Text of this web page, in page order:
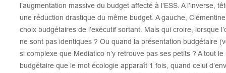
l’augmentation massive du budget affecté à l’ESS. A l’inverse,
une réduction drastique du même budget. A gauche,
choix budgétaires de l’exécutif sortant. Mais qui croire, lorsque
ne sont pas identiques ? Ou quand la présentation budgétaire
si complexe que Mediatico n’y retrouve pas ses petits ? A tout
budgétaire que le mot écologie apparaît 1 fois, quand celui